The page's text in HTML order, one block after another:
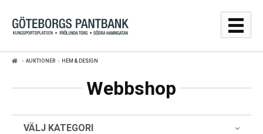
Hoppa
till
navigering
Hoppa
till
innehåll
GULDPRISER
SÄLJA
AUKTIONER HEM & DESIGN
Webbshop
VÄLJ KATEGORI